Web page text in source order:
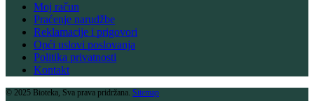
Moj račun
Praćenje narudžbe
Reklamacije i prigovori
Opći uslovi poslovanja
Politika privatnosti
Kontakt
© 2025 Bioteka, Sva prava pridržana. Sitemap